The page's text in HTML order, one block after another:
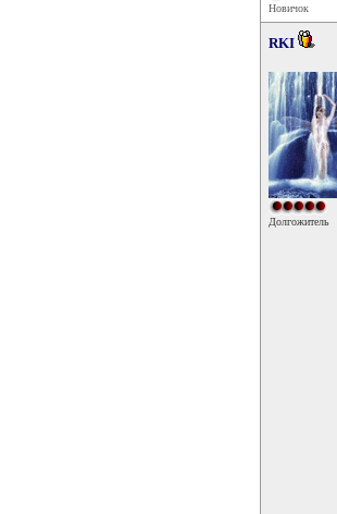
Новичок
RKI
Долгожитель